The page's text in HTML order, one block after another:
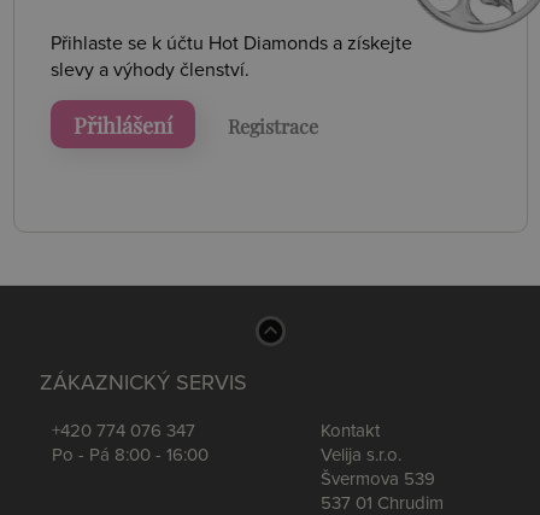
Přihlaste se k účtu Hot Diamonds a získejte
slevy a výhody členství.
Přihlášení Registrace
ZÁKAZNICKÝ SERVIS
+420 774 076 347
Po - Pá 8:00 - 16:00
Kontakt
Velija s.r.o.
Švermova 539
537 01 Chrudim